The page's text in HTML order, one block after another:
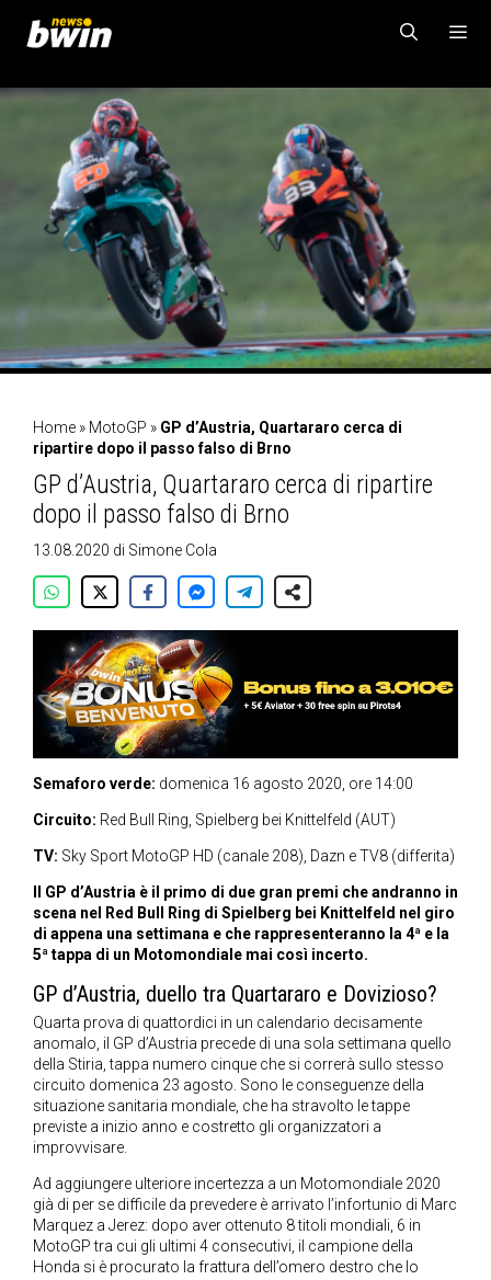
contenuto
Home » MotoGP » GP d’Austria, Quartararo cerca di
ripartire dopo il passo falso di Brno
GP d’Austria, Quartararo cerca di ripartire
dopo il passo falso di Brno
13.08.2020 di Simone Cola
Semaforo verde: domenica 16 agosto 2020, ore 14:00
Circuito: Red Bull Ring, Spielberg bei Knittelfeld (AUT)
TV: Sky Sport MotoGP HD (canale 208), Dazn e TV8 (differita)
Il GP d’Austria è il primo di due gran premi che andranno in
scena nel Red Bull Ring di Spielberg bei Knittelfeld nel giro
di appena una settimana e che rappresenteranno la 4ª e la
5ª tappa di un Motomondiale mai così incerto.
GP d’Austria, duello tra Quartararo e Dovizioso?
Quarta prova di quattordici in un calendario decisamente
anomalo, il GP d’Austria precede di una sola settimana quello
della Stiria, tappa numero cinque che si correrà sullo stesso
circuito domenica 23 agosto. Sono le conseguenze della
situazione sanitaria mondiale, che ha stravolto le tappe
previste a inizio anno e costretto gli organizzatori a
improvvisare.
Ad aggiungere ulteriore incertezza a un Motomondiale 2020
già di per se difficile da prevedere è arrivato l’infortunio di Marc
Marquez a Jerez: dopo aver ottenuto 8 titoli mondiali, 6 in
MotoGP tra cui gli ultimi 4 consecutivi, il campione della
Honda si è procurato la frattura dell’omero destro che lo